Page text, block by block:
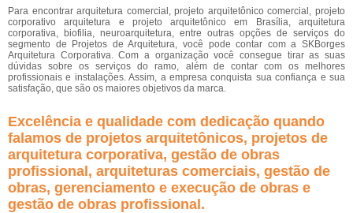
Para encontrar arquitetura comercial, projeto arquitetônico comercial, projeto
corporativo arquitetura e projeto arquitetônico em Brasília, arquitetura
corporativa, biofilia, neuroarquitetura, entre outras opções de serviços do
segmento de Projetos de Arquitetura, você pode contar com a SKBorges
Arquitetura Corporativa. Com a organização você consegue tirar as suas
dúvidas sobre os serviços do ramo, além de contar com os melhores
profissionais e instalações. Assim, a empresa conquista sua confiança e sua
satisfação, que são os maiores objetivos da marca.
Excelência e qualidade com dedicação quando
falamos de projetos arquitetônicos, projetos de
arquitetura corporativa, gestão de obras
profissional, arquiteturas comerciais, gestão de
obras, gerenciamento e execução de obras e
gestão de obras profissional.